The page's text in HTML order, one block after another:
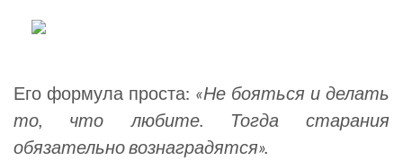
Его формула проста: «Не бояться и делать
то, что любите. Тогда старания
обязательно вознаградятся».